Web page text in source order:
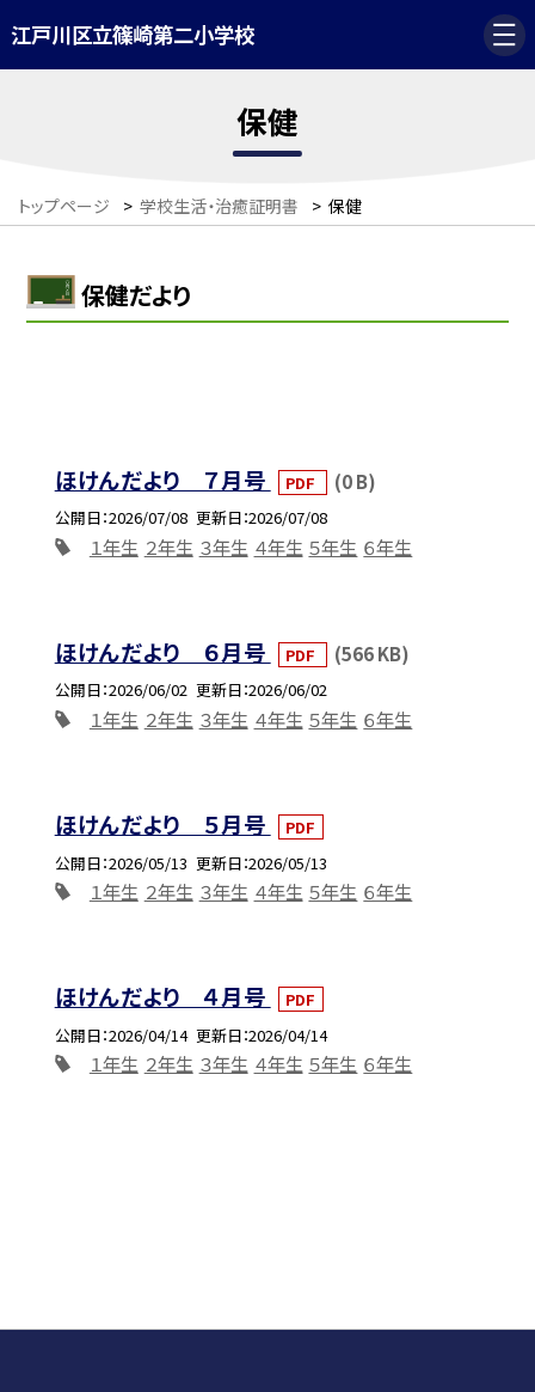
江戸川区立篠崎第二小学校
保健
トップページ > 学校生活・治癒証明書 > 保健
保健だより
ほけんだより ７月号 PDF (0 B)
公開日 2026/07/08 更新日 2026/07/08
１年生 ２年生 ３年生 ４年生 ５年生 ６年生
ほけんだより ６月号 PDF (566 KB)
公開日 2026/06/02 更新日 2026/06/02
１年生 ２年生 ３年生 ４年生 ５年生 ６年生
ほけんだより ５月号
PDF
公開日 2026/05/13 更新日 2026/05/13
１年生 ２年生 ３年生 ４年生 ５年生 ６年生
ほけんだより ４月号
PDF
公開日 2026/04/14 更新日 2026/04/14
１年生 ２年生 ３年生 ４年生 ５年生 ６年生